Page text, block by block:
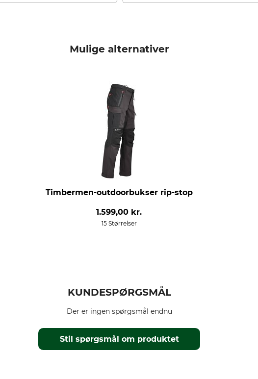
Mulige alternativer
Timbermen-outdoorbukser rip-stop
1.599,00 kr.
15 Størrelser
KUNDESPØRGSMÅL
Stil spørgsmål om produktet
Der er ingen spørgsmål endnu